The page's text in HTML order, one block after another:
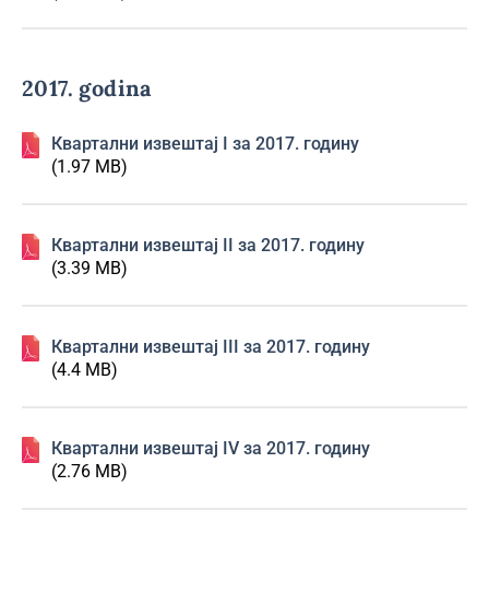
2017. godina
Квартални извештај I за 2017. годину
(1.97 MB)
Квартални извештај II за 2017. годину
(3.39 MB)
Квартални извештај III за 2017. годину
(4.4 MB)
Квартални извештај IV за 2017. годину
(2.76 MB)